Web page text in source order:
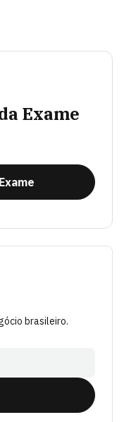
Exame
brasileiro.